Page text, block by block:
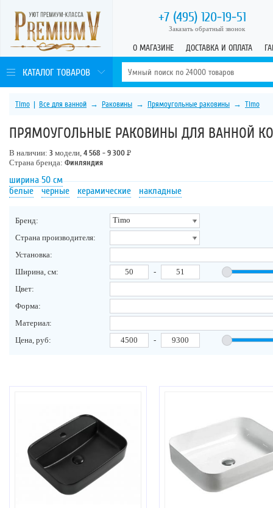
+7 (495) 120-19-51
Заказать обратный звонок
О МАГАЗИНЕ ДОСТАВКА И ОПЛАТА
КАТАЛОГ ТОВАРОВ
Timo | Все для ванной → Раковины → Прямоугольные раковины → Timo
ПРЯМОУГОЛЬНЫЕ РАКОВИНЫ ДЛЯ ВАННОЙ
В наличии: 3 модели, 4 568 - 9 300 Р
Страна бренда: Финляндия
ширина 50 см
белые
черные керамические накладные
Бренд:
Timo
Страна производителя:
Установка:
Ширина, см:
-
Цвет:
Форма:
Материал:
Цена, руб:
-